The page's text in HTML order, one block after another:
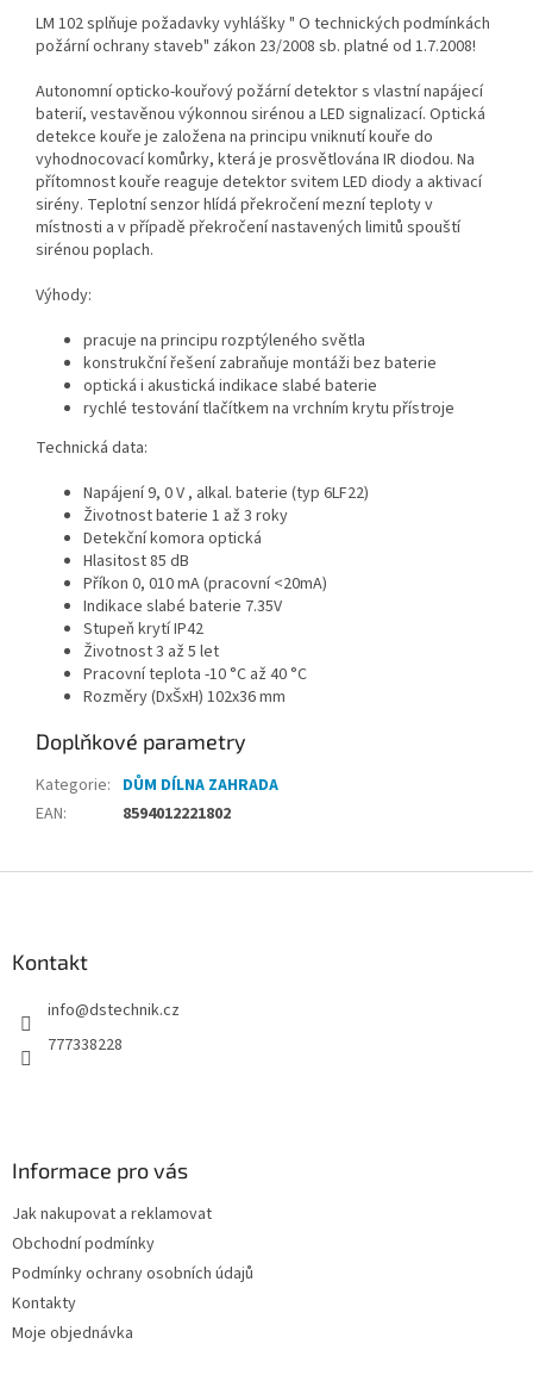
LM 102 splňuje požadavky vyhlášky " O technických podmínkách
požární ochrany staveb" zákon 23/2008 sb. platné od 1.7.2008!
Autonomní opticko-kouřový požární detektor s vlastní napájecí
baterií, vestavěnou výkonnou sirénou a LED signalizací. Optická
detekce kouře je založena na principu vniknutí kouře do
vyhodnocovací komůrky, která je prosvětlována IR diodou. Na
přítomnost kouře reaguje detektor svitem LED diody a aktivací
sirény. Teplotní senzor hlídá překročení mezní teploty v
místnosti a v případě překročení nastavených limitů spouští
sirénou poplach.
Výhody:
pracuje na principu rozptýleného světla
konstrukční řešení zabraňuje montáži bez baterie
optická i akustická indikace slabé baterie
rychlé testování tlačítkem na vrchním krytu přístroje
Technická data:
Napájení9, 0 V , alkal. baterie (typ 6LF22)
Životnost baterie 1 až 3 roky
Detekční komora optická
Hlasitost85 dB
Příkon 0, 010 mA (pracovní <20mA)
Indikace slabé baterie 7.35V
Stupeň krytíIP42
Životnost3 až 5 let
Pracovní teplota -10 °C až 40 °C
Rozměry (DxŠxH) 102x36 mm
Doplňkové parametry
Kategorie: DŮM DÍLNA ZAHRADA
EAN: 8594012221802
Kontakt
info@dstechnik.cz
777338228
Informace pro vás
Jak nakupovat a reklamovat
Obchodní podmínky
Podmínky ochrany osobních údajů
Kontakty
Moje objednávka